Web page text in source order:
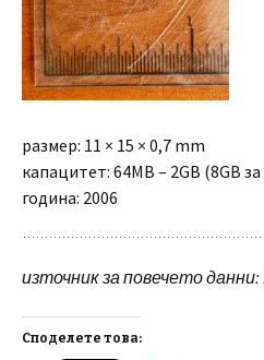
размер: 11 × 15 × 0,7 mm
капацитет: 64MB – 2GB (8GB
година: 2006
източник за повечето данни:
Споделете това: